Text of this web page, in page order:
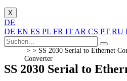
X
DE
DE EN ES PL FR IT AR CS PT RU
> > SS 2030 Serial to Ethernet
Converter
SS 2030 Serial to